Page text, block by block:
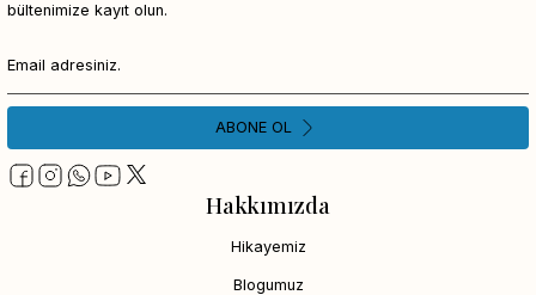
Hakkımızda
Hikayemiz
Blogumuz
bültenimize kayıt olun.
ABONE OL